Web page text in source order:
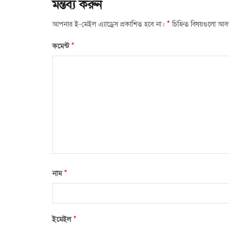
মন্তব্য করুন
আপনার ই-মেইল এ্যাড্রেস প্রকাশিত হবে না। * চিহ্নিত বিষয়গুলো
কমেন্ট*
নাম*
ইমেইল*